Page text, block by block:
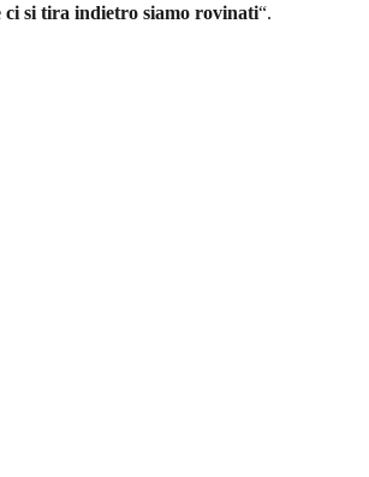
ci si tira indietro siamo rovinati“.